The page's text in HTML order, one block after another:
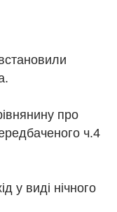
про
ч.4
у виді нічного